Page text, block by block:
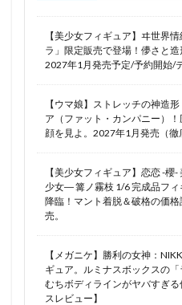
【美少女フィギュア】ヰ世界
ラ」限定販売で登場！儚さと
2027年1月発売予定/予約開始/
【ウマ娘】ストレッチの神造
ア（ファット・カンパニー）
顔を見よ。2027年1月発売（徹
【美少女フィギュア】恋恋 -
少女― 篝ノ霧枝 1/6 完成品フ
降臨！マント着脱＆破格の価
売。
【メガニケ】勝利の女神：
ギュア。ルミナスボックスの
むちボディラインがヤバすぎ
スレビュー】